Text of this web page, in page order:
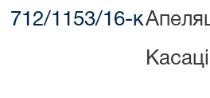
712/1153/16-к